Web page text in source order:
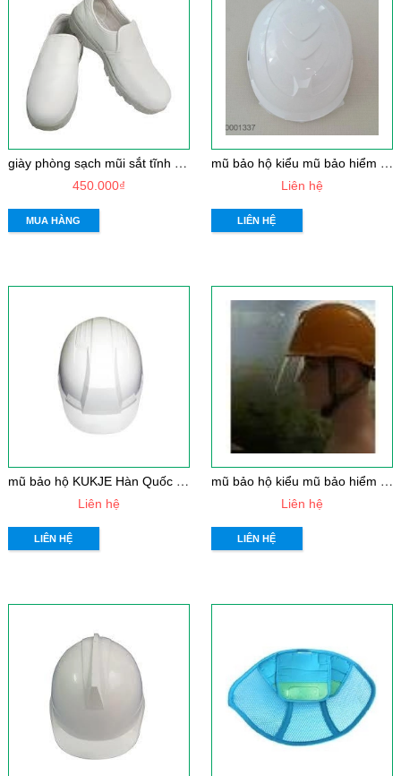
g
iày phòng sạch mũi sắt tĩnh điện
450.000₫
MUA HÀNG
m
ũ bảo hộ kiểu mũ bảo hiểm xe máy Hàn Quốc KJH - G02 màu trắng
Liên hệ
LIÊN HỆ
m
ũ bảo hộ KUKJE Hàn Quốc KJH - AV01 có lỗ thoáng màu trắng
Liên hệ
LIÊN HỆ
m
ũ bảo hộ kiểu mũ bảo hiểm xe máy Hàn Quốc KJH - G02 màu vàng
Liên hệ
LIÊN HỆ